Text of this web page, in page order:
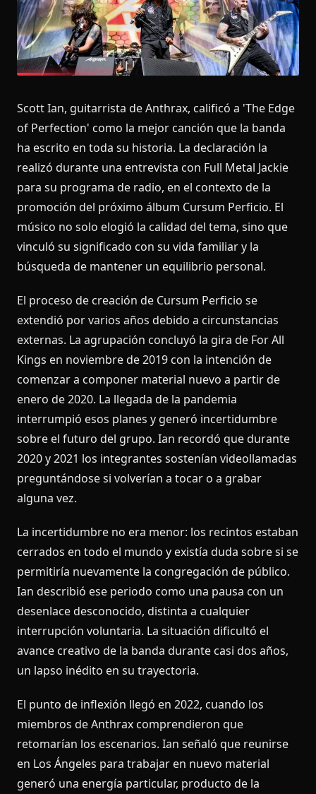
Scott Ian, guitarrista de Anthrax, calificó a 'The Edge
of Perfection' como la mejor canción que la banda
ha escrito en toda su historia. La declaración la
realizó durante una entrevista con Full Metal Jackie
para su programa de radio, en el contexto de la
promoción del próximo álbum Cursum Perficio. El
músico no solo elogió la calidad del tema, sino que
vinculó su significado con su vida familiar y la
búsqueda de mantener un equilibrio personal.
El proceso de creación de Cursum Perficio se
extendió por varios años debido a circunstancias
externas. La agrupación concluyó la gira de For All
Kings en noviembre de 2019 con la intención de
comenzar a componer material nuevo a partir de
enero de 2020. La llegada de la pandemia
interrumpió esos planes y generó incertidumbre
sobre el futuro del grupo. Ian recordó que durante
2020 y 2021 los integrantes sostenían videollamadas
preguntándose si volverían a tocar o a grabar
alguna vez.
La incertidumbre no era menor: los recintos estaban
cerrados en todo el mundo y existía duda sobre si se
permitiría nuevamente la congregación de público.
Ian describió ese periodo como una pausa con un
desenlace desconocido, distinta a cualquier
interrupción voluntaria. La situación dificultó el
avance creativo de la banda durante casi dos años,
un lapso inédito en su trayectoria.
El punto de inflexión llegó en 2022, cuando los
miembros de Anthrax comprendieron que
retomarían los escenarios. Ian señaló que reunirse
en Los Ángeles para trabajar en nuevo material
generó una energía particular, producto de la